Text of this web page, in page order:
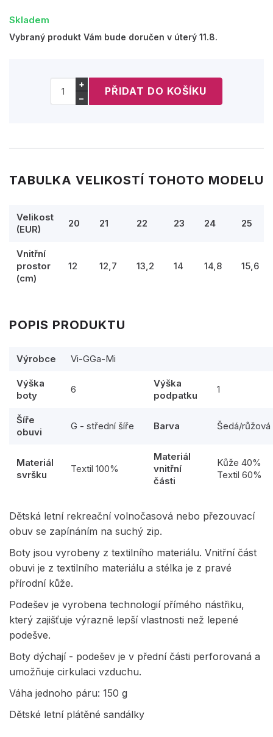
Skladem
Vybraný produkt Vám bude doručen v úterý 11.8.
+
−
TABULKA VELIKOSTÍ TOHOTO MODELU
Velikost
(EUR)
20 21 22 23 24 25
Vnitřní
prostor
(cm)
12 12,7 13,2 14 14,8 15,6
POPIS PRODUKTU
Výrobce Vi-GGa-Mi
Výška
boty
6
Výška
podpatku
1
Šíře
obuvi
G - střední šíře Barva Šedá/růžová
Materiál
svršku
Textil 100%
Materiál
vnitřní
části
Kůže 40%
Textil 60%
Dětská letní rekreační volnočasová nebo přezouvací
obuv se zapínáním na suchý zip.
Boty jsou vyrobeny z textilního materiálu. Vnitřní část
obuvi je z textilního materiálu a stélka je z pravé
přírodní kůže.
Podešev je vyrobena technologií přímého nástřiku,
který zajišťuje výrazně lepší vlastnosti než lepené
podešve.
Boty dýchají - podešev je v přední části perforovaná a
umožňuje cirkulaci vzduchu.
Váha jednoho páru: 150 g
Dětské letní plátěné sandálky